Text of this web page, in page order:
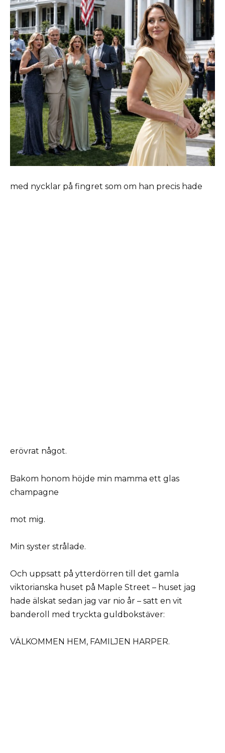
med nycklar på fingret som om han precis hade
erövrat något.
Bakom honom höjde min mamma ett glas
champagne
mot mig.
Min syster strålade.
Och uppsatt på ytterdörren till det gamla
viktorianska huset på Maple Street – huset jag
hade älskat sedan jag var nio år – satt en vit
banderoll med tryckta guldbokstäver:
VÄLKOMMEN HEM, FAMILJEN HARPER.